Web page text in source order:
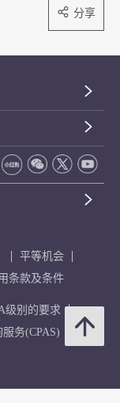
分享
平等机会
条款及条件
级别的要求
服务(CPAS)